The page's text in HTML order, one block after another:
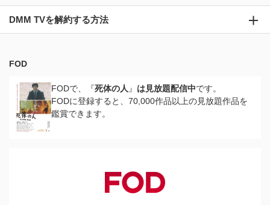
DMM TVを解約する方法
FOD
FODで、『死体の人 』 は見放題配信中です。
FODに登録すると、70,000作品以上の見放題作品を
鑑賞できます。